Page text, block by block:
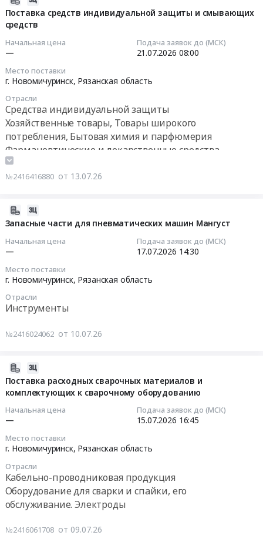
Поставка средств индивидуальной защиты и смывающих
средств
Начальная цена
—
Подача заявок до (МСК)
21.07.2026 08:00
Место поставки
г. Новомичуринск, Рязанская область
Отрасли
Средства индивидуальной защиты
Хозяйственные товары, Товары широкого
потребления, Бытовая химия и парфюмерия
Фармацевтические и лекарственные средства
№2416416880 от 13.07.26
Запасные части для пневматических машин Мангуст
Начальная цена
—
Подача заявок до (МСК)
17.07.2026 14:30
Место поставки
г. Новомичуринск, Рязанская область
Отрасли
Инструменты
№2416024062 от 10.07.26
Поставка расходных сварочных материалов и
комплектующих к сварочному оборудованию
Начальная цена
—
Подача заявок до (МСК)
15.07.2026 16:45
Место поставки
г. Новомичуринск, Рязанская область
Отрасли
Кабельно-проводниковая продукция
Оборудование для сварки и спайки, его
обслуживание. Электроды
№2416061708 от 09.07.26